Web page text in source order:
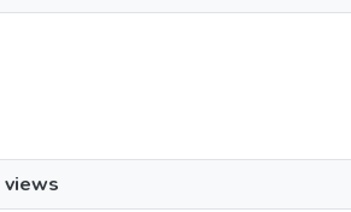
views